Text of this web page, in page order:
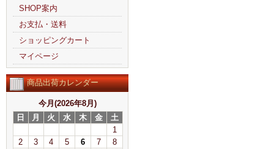
SHOP案内
お支払・送料
ショッピングカート
マイページ
商品出荷カレンダー
今月(2026年8月)
日
月 火 水 木 金
土
1
2
3 4 5 6 7
8